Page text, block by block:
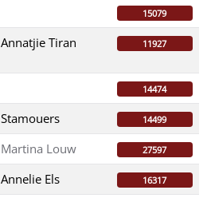
15079
Annatjie Tiran 11927
14474
Stamouers 14499
Martina Louw 27597
Annelie Els 16317